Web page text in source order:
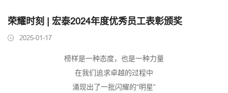
荣耀时刻 | 宏泰2024年度优秀员工表彰颁奖
2025-01-17
榜样是一种态度，也是一种力量
在我们追求卓越的过程中
涌现出了一批闪耀的“明星”